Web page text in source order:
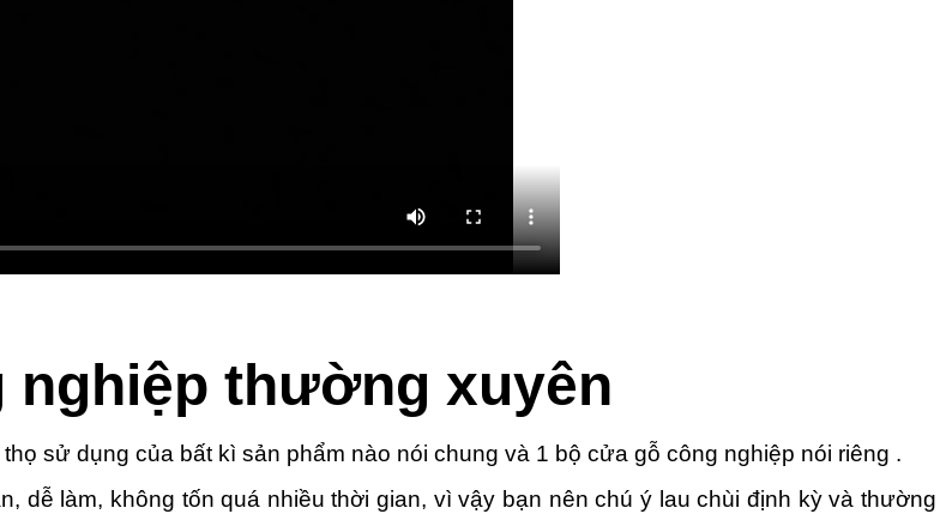
nghiệp thường xuyên
sử dụng của bất kì sản phẩm nào nói chung và 1 bộ cửa gỗ công nghiệp nói riêng .
dễ làm, không tốn quá nhiều thời gian, vì vậy bạn nên chú ý lau chùi định kỳ và thường